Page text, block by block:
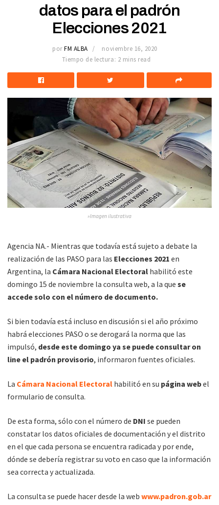
datos para el padrón
Elecciones 2021
por FM ALBA
noviembre 16, 2020
Tiempo de lectura: 2 mins read
»Imagen ilustrativa
Agencia NA.- Mientras que todavía está sujeto a debate la
realización de las PASO para las Elecciones 2021 en
Argentina, la Cámara Nacional Electoral habilitó este
domingo 15 de noviembre la consulta web, a la que se
accede solo con el número de documento.
Si bien todavía está incluso en discusión si el año próximo
habrá elecciones PASO o se derogará la norma que las
impulsó, desde este domingo ya se puede consultar on
line el padrón provisorio, informaron fuentes oficiales.
La Cámara Nacional Electoral habilitó en su página webel
formulario de consulta.
De esta forma, sólo con el número de DNI se pueden
constatar los datos oficiales de documentación y el distrito
en el que cada persona se encuentra radicada y por ende,
dónde se debería registrar su voto en caso que la información
sea correcta y actualizada.
La consulta se puede hacer desde la web www.padron.gob.ar